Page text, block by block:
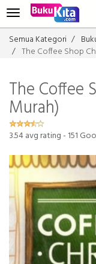
Semua Kategori
The Coffee Shop
The Coffee
Murah)
3.54avg rating - 151